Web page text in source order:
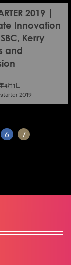
2019 |
Innovation
Kerry
and
4月1日
2019
6 7 ...